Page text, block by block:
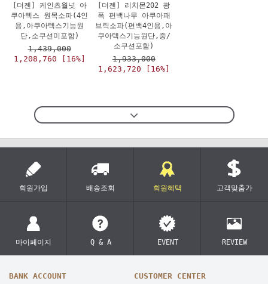
[더젠] 케인츠월넛 아
쿠아텍스 원목소파(4인
용,아쿠아텍스기능원
단,소쿠션미포함)
1,439,000
1,208,760 [16%]
[더젠] 리치몬202 광
폭 편백나무 아쿠아패
브릭소파(편백4인용,아
쿠아텍스기능원단,중/
소쿠션포함)
1,933,000
1,623,720 [16%]
회원가입 배송조회 회원혜택 고객맞춤가
마이페이지 Q & A EVENT REVIEW
BANK ACCOUNT CUSTOMER CENTER